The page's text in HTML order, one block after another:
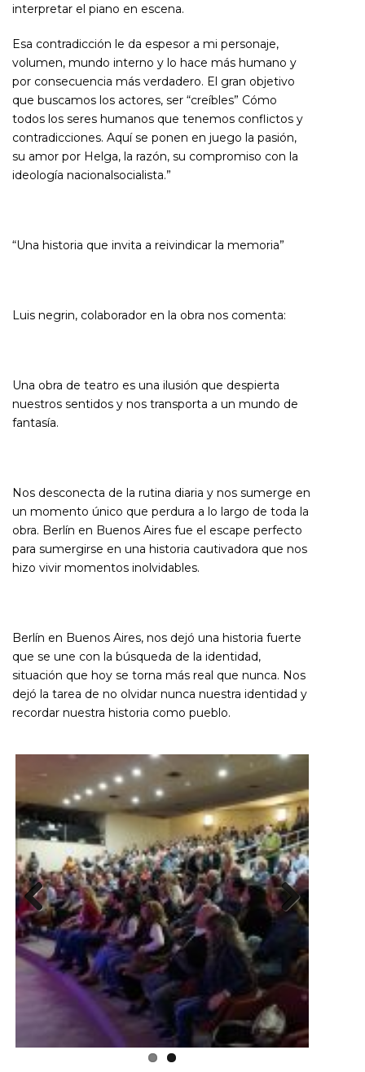
interpretar el piano en escena.
Esa contradicción le da espesor a mi personaje,
volumen, mundo interno y lo hace más humano y
por consecuencia más verdadero. El gran objetivo
que buscamos los actores, ser “creíbles” Cómo
todos los seres humanos que tenemos conflictos y
contradicciones. Aquí se ponen en juego la pasión,
su amor por Helga, la razón, su compromiso con la
ideología nacionalsocialista.”
“Una historia que invita a reivindicar la memoria”
Luis negrin, colaborador en la obra nos comenta:
Una obra de teatro es una ilusión que despierta
nuestros sentidos y nos transporta a un mundo de
fantasía.
Nos desconecta de la rutina diaria y nos sumerge en
un momento único que perdura a lo largo de toda la
obra. Berlín en Buenos Aires fue el escape perfecto
para sumergirse en una historia cautivadora que nos
hizo vivir momentos inolvidables.
Berlín en Buenos Aires, nos dejó una historia fuerte
que se une con la búsqueda de la identidad,
situación que hoy se torna más real que nunca. Nos
dejó la tarea de no olvidar nunca nuestra identidad y
recordar nuestra historia como pueblo.
Previous Next